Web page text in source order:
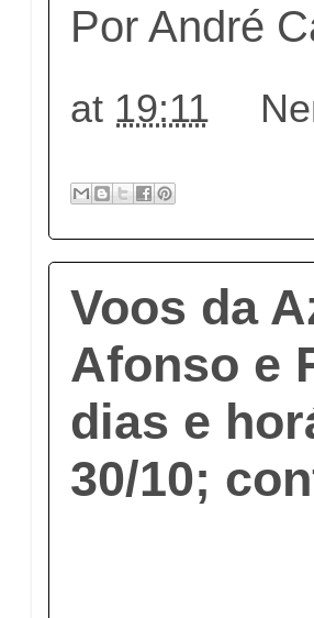
Por André
at 19:11
Voos da
Afonso e
dias e
30/10;